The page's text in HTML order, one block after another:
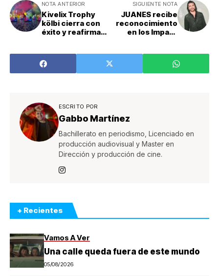
NOTA ANTERIOR
Kivelix Trophy
kölbi cierra con
éxito y reafirma
femenino
SIGUIENTE NOTA
JUANES recibe
reconocimiento
en los Impact
Playing For
Change
ESCRITO POR
Gabbo Martínez
Bachillerato en periodismo, Licenciado en
producción audiovisual y Master en
Dirección y producción de cine.
+ Recientes
Vamos A Ver
Una calle queda fuera de este mundo
05/08/2026